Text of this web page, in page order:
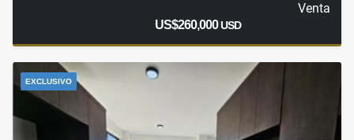
Venta
US$260,000USD
EXCLUSIVO